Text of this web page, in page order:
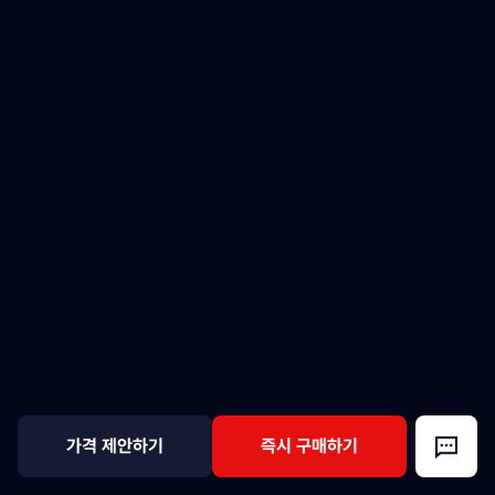
가격 제안하기 즉시 구매하기